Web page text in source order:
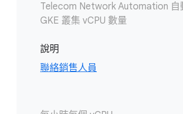
Telecom Network Automation 自
GKE 叢集 vCPU 數量
說明
聯絡銷售人員